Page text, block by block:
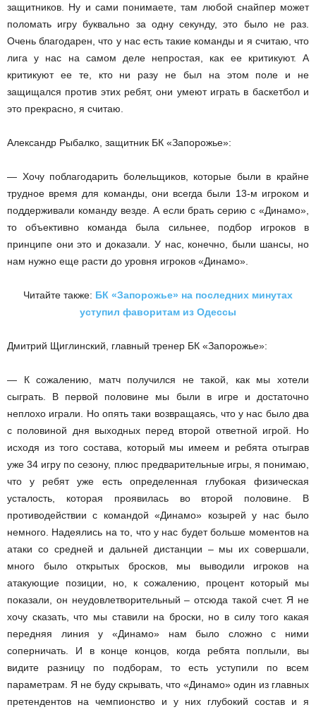
защитников. Ну и сами понимаете, там любой снайпер может
поломать игру буквально за одну секунду, это было не раз.
Очень благодарен, что у нас есть такие команды и я считаю, что
лига у нас на самом деле непростая, как ее критикуют. А
критикуют ее те, кто ни разу не был на этом поле и не
защищался против этих ребят, они умеют играть в баскетбол и
это прекрасно, я считаю.
Александр Рыбалко, защитник БК «Запорожье»:
— Хочу поблагодарить болельщиков, которые были в крайне
трудное время для команды, они всегда были 13-м игроком и
поддерживали команду везде. А если брать серию с «Динамо»,
то объективно команда была сильнее, подбор игроков в
принципе они это и доказали. У нас, конечно, были шансы, но
нам нужно еще расти до уровня игроков «Динамо».
Читайте также: БК «Запорожье» на последних минутах
уступил фаворитам из Одессы
Дмитрий Щиглинский, главный тренер БК «Запорожье»:
— К сожалению, матч получился не такой, как мы хотели
сыграть. В первой половине мы были в игре и достаточно
неплохо играли. Но опять таки возвращаясь, что у нас было два
с половиной дня выходных перед второй ответной игрой. Но
исходя из того состава, который мы имеем и ребята отыграв
уже 34 игру по сезону, плюс предварительные игры, я понимаю,
что у ребят уже есть определенная глубокая физическая
усталость, которая проявилась во второй половине. В
противодействии с командой «Динамо» козырей у нас было
немного. Надеялись на то, что у нас будет больше моментов на
атаки со средней и дальней дистанции – мы их совершали,
много было открытых бросков, мы выводили игроков на
атакующие позиции, но, к сожалению, процент который мы
показали, он неудовлетворительный – отсюда такой счет. Я не
хочу сказать, что мы ставили на броски, но в силу того какая
передняя линия у «Динамо» нам было сложно с ними
соперничать. И в конце концов, когда ребята поплыли, вы
видите разницу по подборам, то есть уступили по всем
параметрам. Я не буду скрывать, что «Динамо» один из главных
претендентов на чемпионство и у них глубокий состав и я